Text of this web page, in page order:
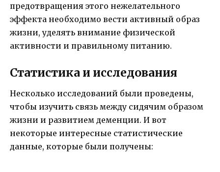
предотвращения этого нежелательного
эффекта необходимо вести активный образ
жизни, уделять внимание физической
активности и правильному питанию.
Статистика и исследования
Несколько исследований были проведены,
чтобы изучить связь между сидячим образом
жизни и развитием деменции. И вот
некоторые интересные статистические
данные, которые были получены: